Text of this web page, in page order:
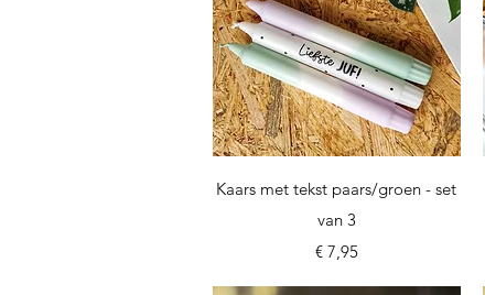
Snel overzicht
Kaars met tekst paars/groen - set
van 3
Prijs
€ 7,95